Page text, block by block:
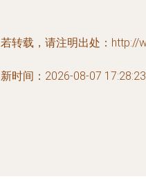
转载，请注明出处：http://
时间：2026-08-07 17:28:23